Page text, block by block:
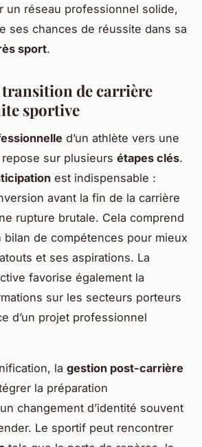
un réseau professionnel solide,
ses chances de réussite dans sa
sport.
transition de carrière
sportive
d’un athlète vers une
sur plusieurs étapes clés.
est indispensable :
avant la fin de la carrière
rupture brutale. Cela comprend
bilan de compétences pour mieux
et ses aspirations. La
favorise également la
sur les secteurs porteurs
d’un projet professionnel
la gestion post-carrière
la préparation
changement d’identité souvent
Le sportif peut rencontrer